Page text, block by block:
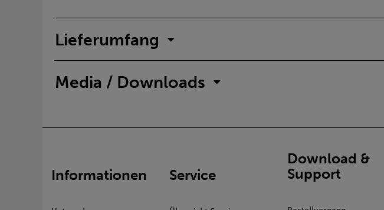
Lieferumfang
Media / Downloads
Informationen Service
Download &
Support